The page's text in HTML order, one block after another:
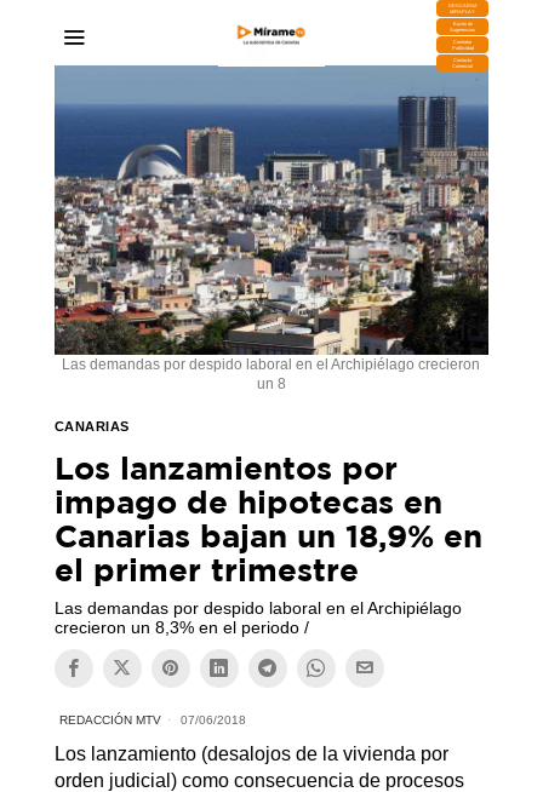
DESCARGA
MIRAPLAY
Buzón de
Sugerencias
Contratar
Publicidad
Contacto
Comercial
Las demandas por despido laboral en el Archipiélago crecieron
un 8
CANARIAS
Los lanzamientos por
impago de hipotecas en
Canarias bajan un 18,9% en
el primer trimestre
Las demandas por despido laboral en el Archipiélago
crecieron un 8,3% en el periodo /
REDACCIÓN MTV 07/06/2018
Los lanzamiento (desalojos de la vivienda por
orden judicial) como consecuencia de procesos